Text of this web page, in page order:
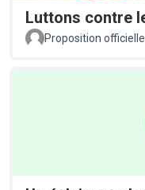
Luttons contre
Proposition officielle